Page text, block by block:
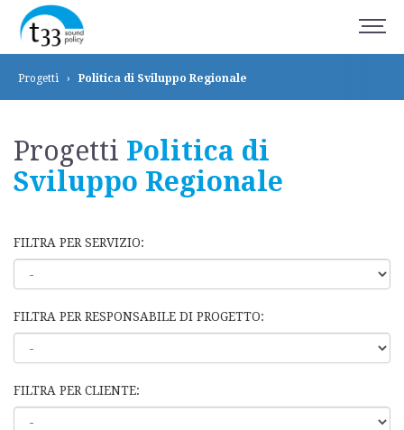
Progetti › Politica di Sviluppo Regionale
Progetti Politica di
Sviluppo Regionale
FILTRA PER SERVIZIO:
FILTRA PER RESPONSABILE DI PROGETTO:
FILTRA PER CLIENTE: